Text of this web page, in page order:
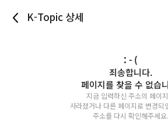
K-Topic 상세
: - (
죄송합니다.
페이지를 찾을 수 없습
지금 입력하신 주소의 페이
사라졌거나 다른 페이지로 변경되
주소를 다시 확인해주세요.